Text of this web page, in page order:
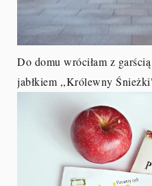
Do domu wróciłam z
jabłkiem ,,Królewny